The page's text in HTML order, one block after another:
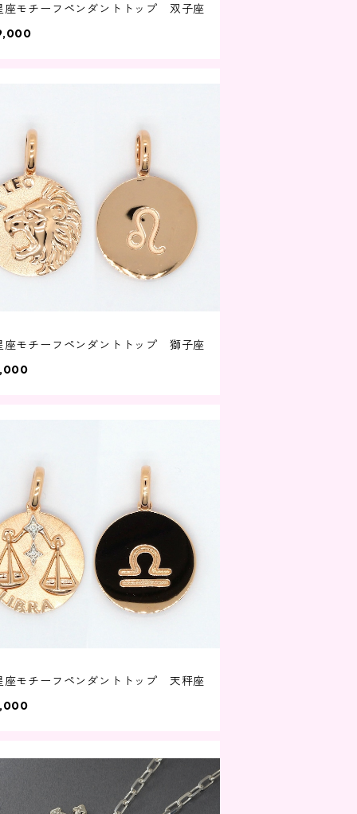
座モチーフペンダントトップ 双子座
座モチーフペンダントトップ 獅子座
座モチーフペンダントトップ 天秤座